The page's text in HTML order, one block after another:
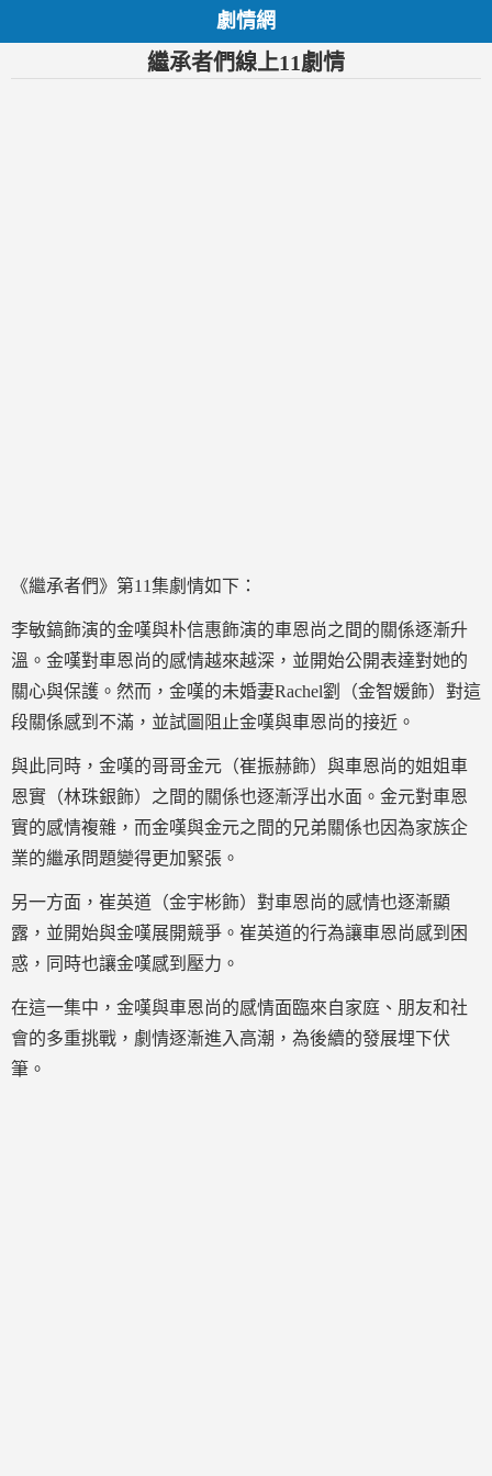
劇情網
繼承者們線上11劇情
《繼承者們》第11集劇情如下：
李敏鎬飾演的金嘆與朴信惠飾演的車恩尚之間的關係逐漸升
溫。金嘆對車恩尚的感情越來越深，並開始公開表達對她的
關心與保護。然而，金嘆的未婚妻Rachel劉（金智媛飾）對這
段關係感到不滿，並試圖阻止金嘆與車恩尚的接近。
與此同時，金嘆的哥哥金元（崔振赫飾）與車恩尚的姐姐車
恩實（林珠銀飾）之間的關係也逐漸浮出水面。金元對車恩
實的感情複雜，而金嘆與金元之間的兄弟關係也因為家族企
業的繼承問題變得更加緊張。
另一方面，崔英道（金宇彬飾）對車恩尚的感情也逐漸顯
露，並開始與金嘆展開競爭。崔英道的行為讓車恩尚感到困
惑，同時也讓金嘆感到壓力。
在這一集中，金嘆與車恩尚的感情面臨來自家庭、朋友和社
會的多重挑戰，劇情逐漸進入高潮，為後續的發展埋下伏
筆。